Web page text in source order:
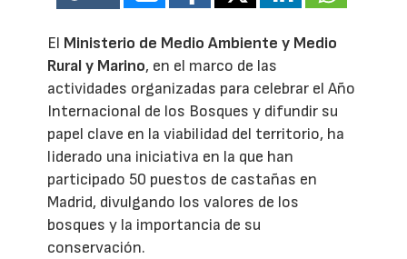
El Ministerio de Medio Ambiente y Medio
Rural y Marino, en el marco de las
actividades organizadas para celebrar el Año
Internacional de los Bosques y difundir su
papel clave en la viabilidad del territorio, ha
liderado una iniciativa en la que han
participado 50 puestos de castañas en
Madrid, divulgando los valores de los
bosques y la importancia de su
conservación.